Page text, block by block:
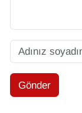
Gönder